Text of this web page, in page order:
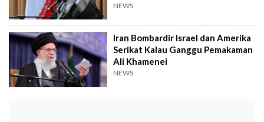
NEWS
Iran Bombardir Israel dan Amerika
Serikat Kalau Ganggu Pemakaman
Ali Khamenei
NEWS